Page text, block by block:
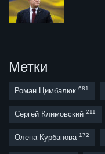
Метки
Роман Цимбалюк 681
Сергей Климовский 211
Олена Курбанова 172